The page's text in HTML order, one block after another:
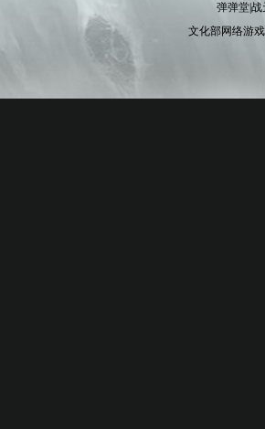
弹弹堂战
文化部网络游